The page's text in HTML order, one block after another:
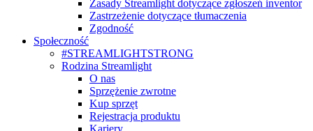
Zasady Streamlight dotyczące zgłoszeń inventor
Zastrzeżenie dotyczące tłumaczenia
Zgodność
Społeczność
#STREAMLIGHTSTRONG
Rodzina Streamlight
O nas
Sprzężenie zwrotne
Kup sprzęt
Rejestracja produktu